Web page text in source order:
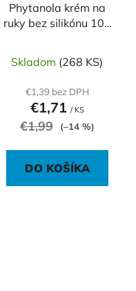
Phytanola krém na
ruky bez silikónu 100
Skladom (268 KS)
€1,39 bez DPH
€1,71 / KS
€1,99 (–14 %)
DO KOŠÍKA